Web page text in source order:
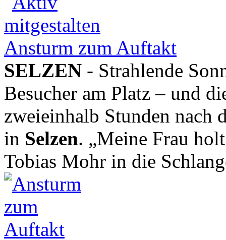
Ansturm zum Auftakt
SELZEN - Strahlende
Besucher am Platz – und
zweieinhalb Stunden nach
in Selzen. „Meine Frau
Tobias Mohr in die